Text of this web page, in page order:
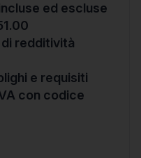
ed escluse
redditività
e requisiti
con codice